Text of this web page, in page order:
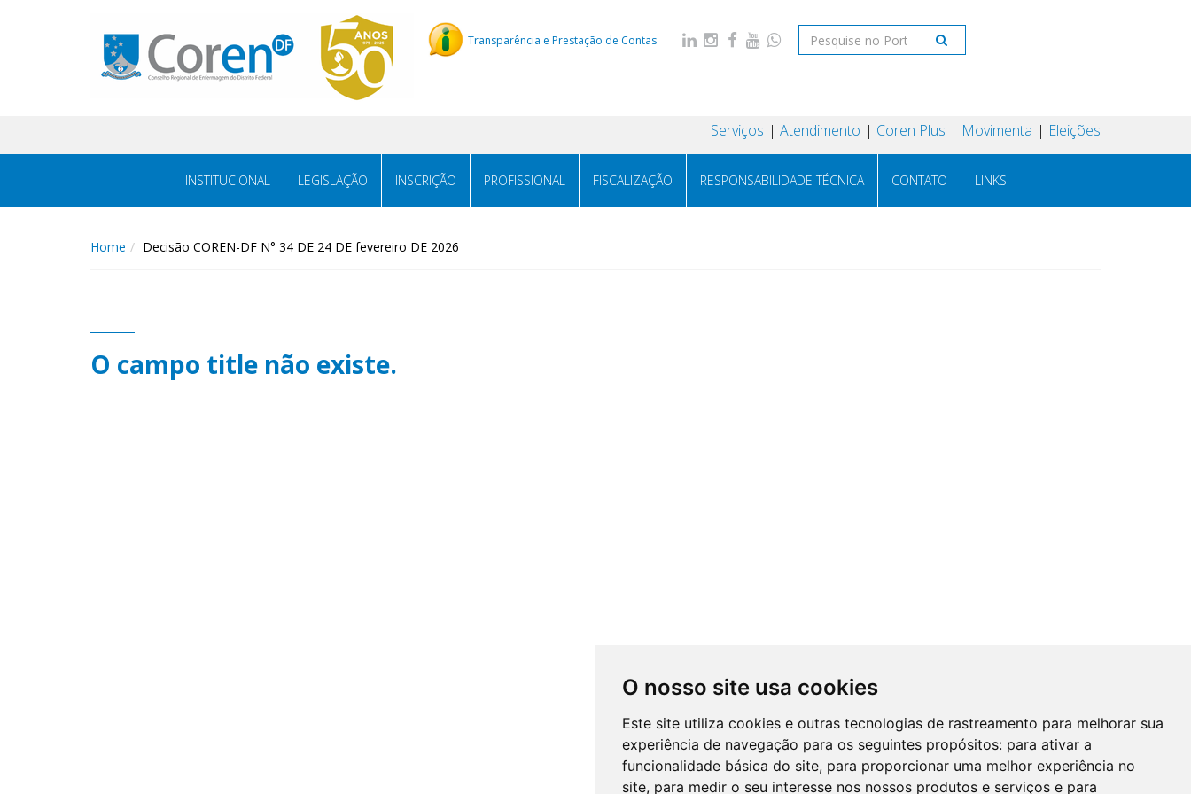
O nosso site usa cookies
Este site utiliza cookies e outras tecnologias de rastreamento para melhorar sua
experiência de navegação para os seguintes propósitos: para ativar a
funcionalidade básica do site, para proporcionar uma melhor experiência no
site, para medir o seu interesse nos nossos produtos e serviços e para
Transparência e Prestação de Contas
Serviços Atendimento Coren Plus Movimenta Eleições
INSTITUCIONAL LEGISLAÇÃO INSCRIÇÃO PROFISSIONAL FISCALIZAÇÃO RESPONSABILIDADE TÉCNICA CONTATO LINKS
Home Decisão COREN-DF N° 34 DE 24 DE fevereiro DE 2026
O campo title não existe.